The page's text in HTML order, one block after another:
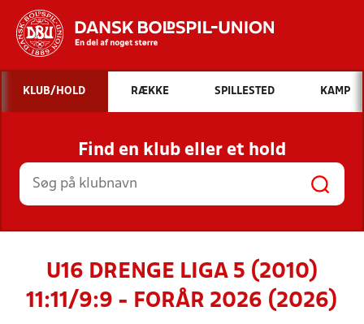
Hvad vil du søge efter?
INDHOLD OG NYHEDER
STILLINGER, RESULTATER, KLUBBER OG
HOLD
KLUB/HOLD RÆKKE SPILLESTED KAMP
Find en klub eller et hold
U16 DRENGE LIGA 5 (2010)
11:11/9:9 - FORÅR 2026 (2026)